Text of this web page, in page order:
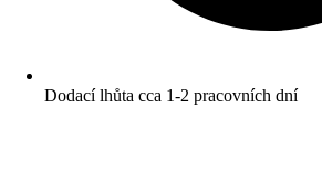
Dodací lhůta cca 1-2 pracovních dní